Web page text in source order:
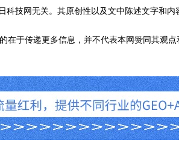
科技网无关。其原创性以及文中陈述文字和
于传递更多信息，并不代表本网赞同其观